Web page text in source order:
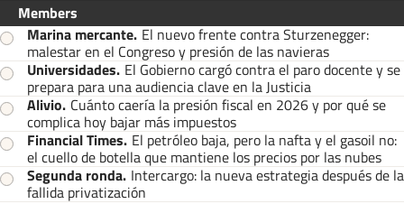
Members
Marina mercante. El nuevo frente contra Sturzenegger:
malestar en el Congreso y presión de las navieras
Universidades. El Gobierno cargó contra el paro docente y se
prepara para una audiencia clave en la Justicia
Alivio. Cuánto caería la presión fiscal en 2026 y por qué se
complica hoy bajar más impuestos
Financial Times. El petróleo baja, pero la nafta y el gasoil no:
el cuello de botella que mantiene los precios por las nubes
Segunda ronda. Intercargo: la nueva estrategia después de la
fallida privatización